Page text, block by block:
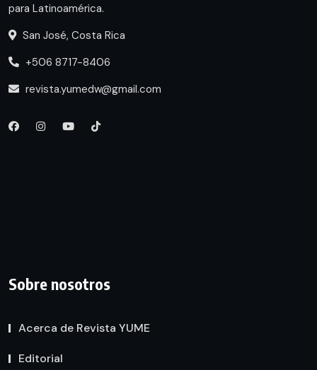
para Latinoamérica.
San José, Costa Rica
+506 8717-8406
revista.yumedw@gmail.com
Sobre nosotros
Acerca de Revista YUME
Editorial